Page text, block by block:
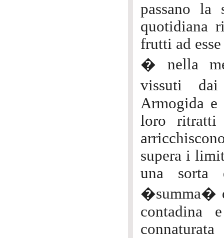
passano la
quotidiana
frutti ad
� nella
vissuti
Armogida e
loro ritratti
supera i
una sorta
�summa�
contadina